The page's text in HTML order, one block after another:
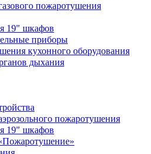
пожаротушения
19" шкафов
приборы
кухонного оборудования
дыхания
пожаротушения
19" шкафов